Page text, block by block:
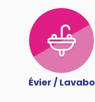
Évier / Lavabo